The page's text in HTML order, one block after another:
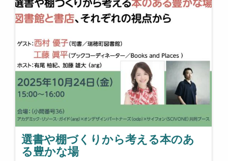
選書や棚づくりから考える本のあ
る豊かな場